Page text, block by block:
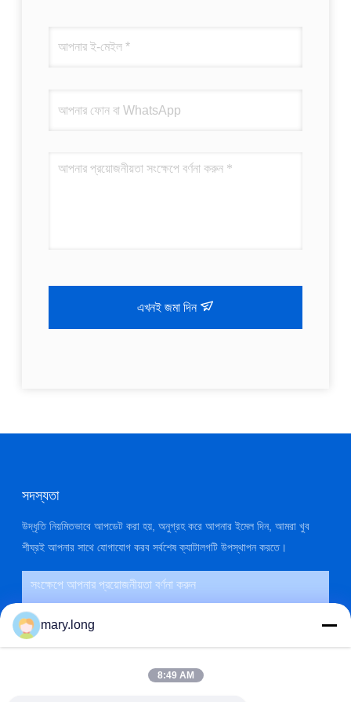
এখনই জমা দিন
সদস্যতা
উদ্ধৃতি নিয়মিতভাবে আপডেট করা হয়, অনুগ্রহ করে আপনার ইমেল দিন, আমরা খুব
শীঘ্রই আপনার সাথে যোগাযোগ করব সর্বশেষ ক্যাটালগটি উপস্থাপন করতে।
mary.long
8:49 AM